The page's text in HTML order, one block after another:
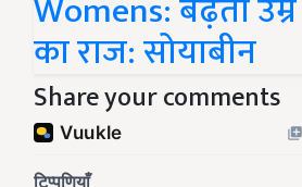
का राज: सोयाबीन
Share your comments